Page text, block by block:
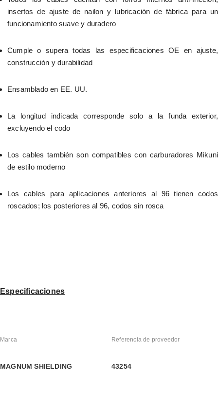
insertos de ajuste de nailon y lubricación de fábrica para un
funcionamiento suave y duradero
Cumple o supera todas las especificaciones OE en ajuste,
construcción y durabilidad
Ensamblado en EE. UU.
La longitud indicada corresponde solo a la funda exterior,
excluyendo el codo
Los cables también son compatibles con carburadores Mikuni
de estilo moderno
Los cables para aplicaciones anteriores al 96 tienen codos
roscados; los posteriores al 96, codos sin rosca
Especificaciones
Marca
MAGNUM SHIELDING
Referencia de proveedor
43254